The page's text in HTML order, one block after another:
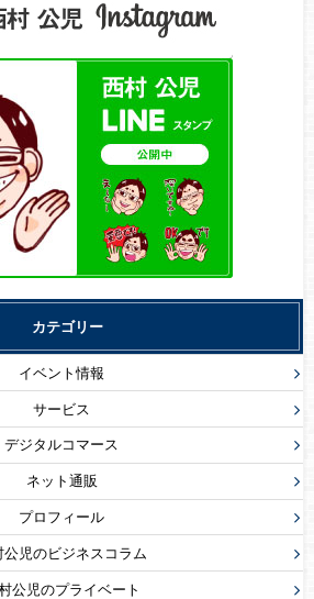
カテゴリー
イベント情報
サービス
デジタルコマース
ネット通販
プロフィール
公児のビジネスコラム
公児のプライベート